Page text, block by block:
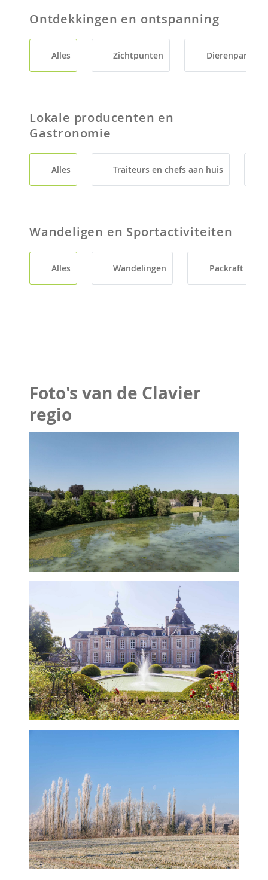
Ontdekkingen en ontspanning
Alles Zichtpunten Dierenparken
Lokale producenten en
Gastronomie
Alles Traiteurs en chefs aan huis
Wandeligen en Sportactiviteiten
Alles Wandelingen Packraft
Foto's van de Clavier
regio